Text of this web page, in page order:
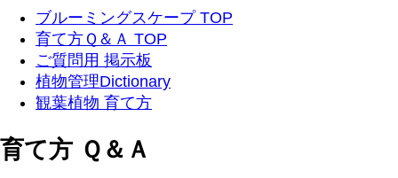
ブルーミングスケープ TOP
育て方Ｑ＆Ａ TOP
ご質問用 掲示板
植物管理Dictionary
観葉植物 育て方
育て方 Ｑ＆Ａ